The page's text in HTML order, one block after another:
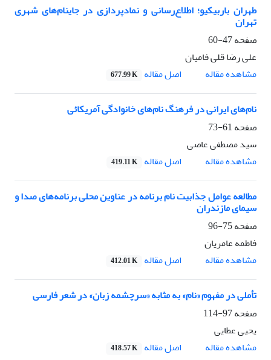
­­طهران باربیکیو؛ اطلاع‌رسانی و نمادپردازی در جای­نام‌های شهری
تهران
صفحه47-60
علی رضا قلی فامیان
مشاهده مقاله
اصل مقاله 677.99 K
نام‌های ایرانی در فرهنگ نام‌های خانوادگی آمریکائی
صفحه61-73
سید مصطفی عاصی
مشاهده مقاله
اصل مقاله 419.11 K
مطالعه عوامل جذابیت نام برنامه در عناوین محلی برنامه‌های صدا و
سیمای مازندران
صفحه75-96
فاطمه عامریان
مشاهده مقاله
اصل مقاله 412.01 K
تأملی در مفهوم «نام» به ‌مثابه «سرچشمه‌ زبان» در شعر فارسی
صفحه97-114
یحیی عطایی
مشاهده مقاله
اصل مقاله 418.57 K